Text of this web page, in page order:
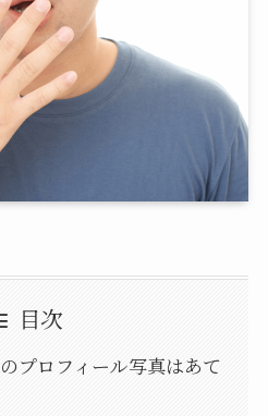
目次
プロフィール写真はあて